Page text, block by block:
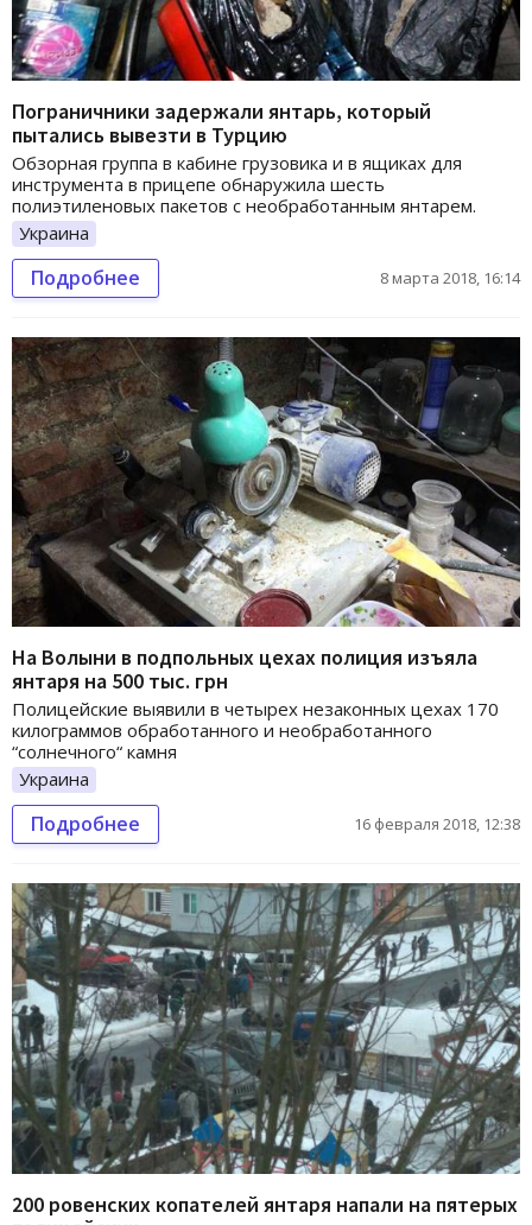
Пограничники задержали янтарь, который
пытались вывезти в Турцию
Обзорная группа в кабине грузовика и в ящиках для
инструмента в прицепе обнаружила шесть
полиэтиленовых пакетов с необработанным янтарем.
Украина
Подробнее 8 марта 2018, 16:14
На Волыни в подпольных цехах полиция изъяла
янтаря на 500 тыс. грн
Полицейские выявили в четырех незаконных цехах 170
килограммов обработанного и необработанного
“солнечного“ камня
Украина
Подробнее 16 февраля 2018, 12:38
200 ровенских копателей янтаря напали на пятерых